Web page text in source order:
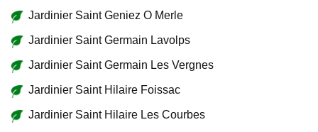
Jardinier Saint Geniez O Merle
Jardinier Saint Germain Lavolps
Jardinier Saint Germain Les Vergnes
Jardinier Saint Hilaire Foissac
Jardinier Saint Hilaire Les Courbes